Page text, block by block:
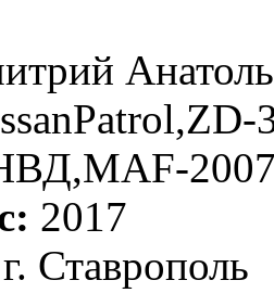
2017
г. Ставрополь